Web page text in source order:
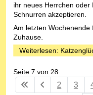
ihr neues Herrchen oder
Schnurren akzeptieren.
Am letzten
Zuhause.
Weiterlesen:
Seite 7 von 28
2 3